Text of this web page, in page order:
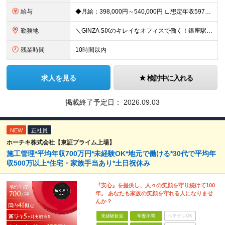
給与 ◆月給：398,000円～540,000円 ∟想定年収597万円～810万円 ※経験・スキルにより、給与額を決定します ※上記月給には固定残業代（月20時間分/53,600円～72,800円）を含み
勤務地 ＼GINZA SIXのキレイなオフィスで働く！銀座駅・東銀座駅から徒歩1分／ ★東京都中央区銀座6-10-1 GINZA SIX 9F (変更の範囲)上記を除く当社関連勤務地
残業時間 10時間以内
求人を見る 検討中に入れる
掲載終了予定日： 2026.09.03
NEW 正社員
ホーチキ株式会社【東証プライム上場】
施工管理*平均年収700万円*未経験OK*地元で働ける*30代で平均年
収500万以上*住宅・家族手当あり*土日祝休み
『安心』を提供し、人々の笑顔を守り続けて100
年。 あなたも家族の笑顔を守れる人になりませ
んか？
未経験歓迎 学歴不問 ベテランOK